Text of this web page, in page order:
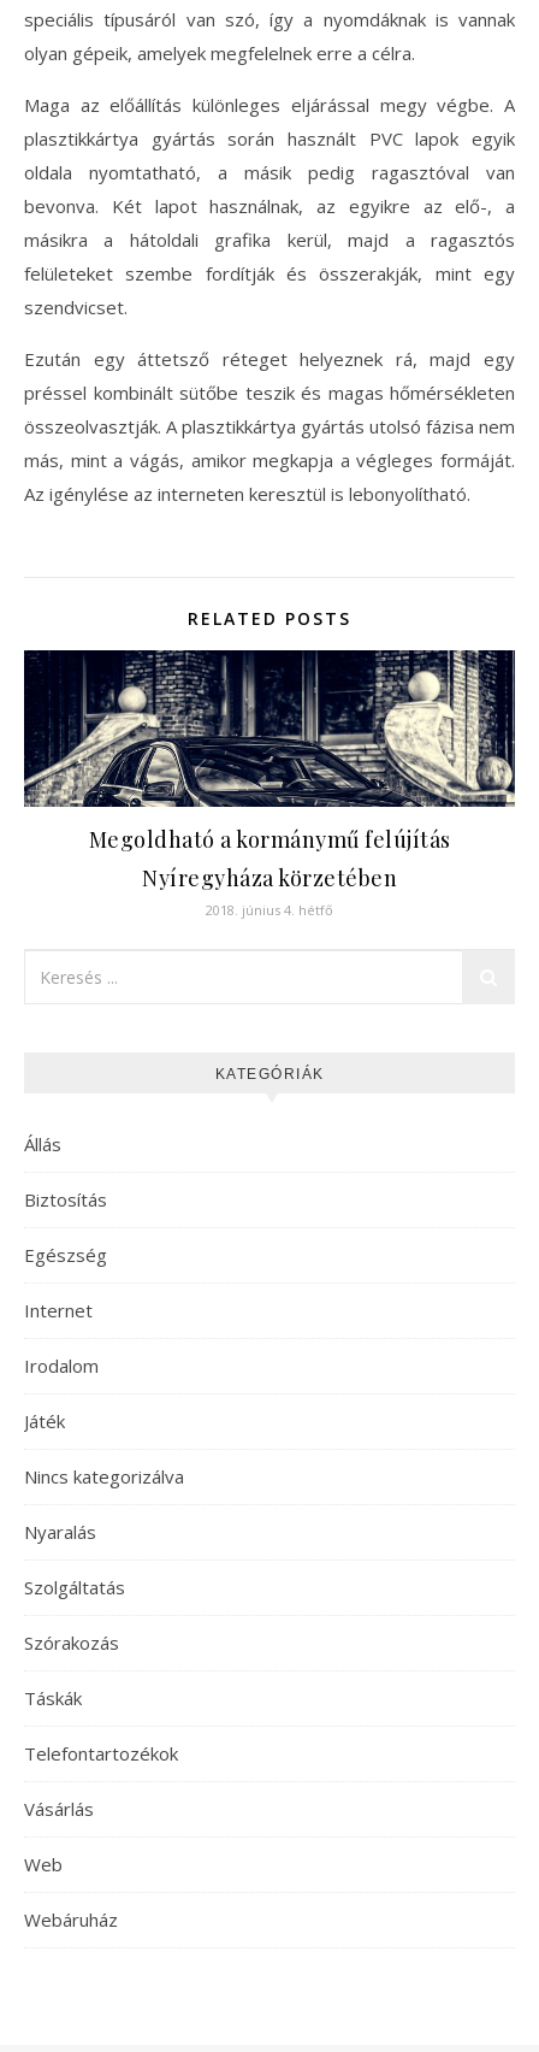
speciális típusáról van szó, így a nyomdáknak is vannak
olyan gépeik, amelyek megfelelnek erre a célra.
Maga az előállítás különleges eljárással megy végbe. A
plasztikkártya gyártás során használt PVC lapok egyik
oldala nyomtatható, a másik pedig ragasztóval van
bevonva. Két lapot használnak, az egyikre az elő-, a
másikra a hátoldali grafika kerül, majd a ragasztós
felületeket szembe fordítják és összerakják, mint egy
szendvicset.
Ezután egy áttetsző réteget helyeznek rá, majd egy
préssel kombinált sütőbe teszik és magas hőmérsékleten
összeolvasztják. A plasztikkártya gyártás utolsó fázisa nem
más, mint a vágás, amikor megkapja a végleges formáját.
Az igénylése az interneten keresztül is lebonyolítható.
RELATED POSTS
Megoldható a kormánymű felújítás
Nyíregyháza körzetében
2018. június 4. hétfő
KATEGÓRIÁK
Állás
Biztosítás
Egészség
Internet
Irodalom
Játék
Nincs kategorizálva
Nyaralás
Szolgáltatás
Szórakozás
Táskák
Telefontartozékok
Vásárlás
Web
Webáruház